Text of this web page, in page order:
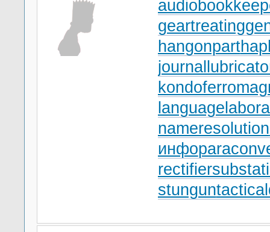
geartreating
hangonpart
nameresolution
инфо
stungun